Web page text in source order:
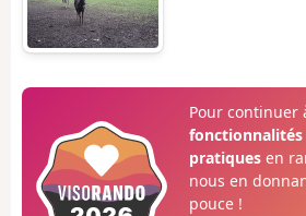
Pour continuer
pratiquesen
nous en
pouce !